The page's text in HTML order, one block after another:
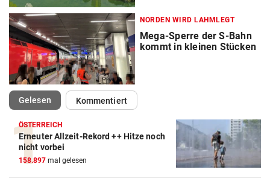
NORDEN WIRD LAHMLEGT
Mega-Sperre der S-Bahn
kommt in kleinen Stücken
Gelesen(ausgewählt)Kommentiert
ÖSTERREICH
Erneuter Allzeit-Rekord ++ Hitze noch
nicht vorbei
158.897 mal gelesen